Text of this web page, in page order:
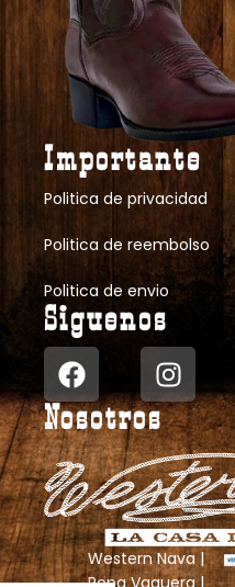
Importante
Politica de privacidad
Politica de reembolso
Politica de envio
Siguenos
Nosotros
Western Nava |